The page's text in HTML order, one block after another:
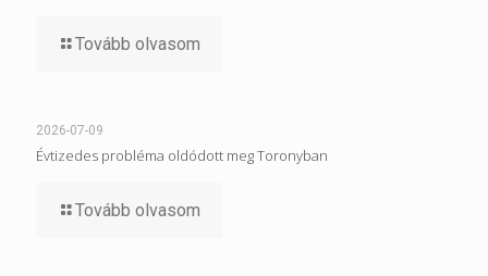
Tovább olvasom
2026-07-09
Évtizedes probléma oldódott meg Toronyban
Tovább olvasom